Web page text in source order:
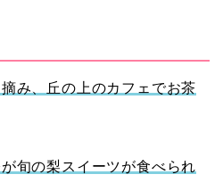
み、丘の上のカフェでお茶
旬の梨スイーツが食べられ